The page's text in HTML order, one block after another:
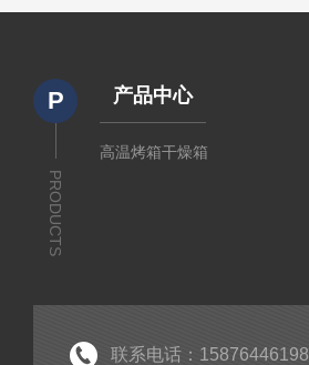
P
PRODUCTS
产品中心
高温烤箱干燥箱
联系电话：15876446198